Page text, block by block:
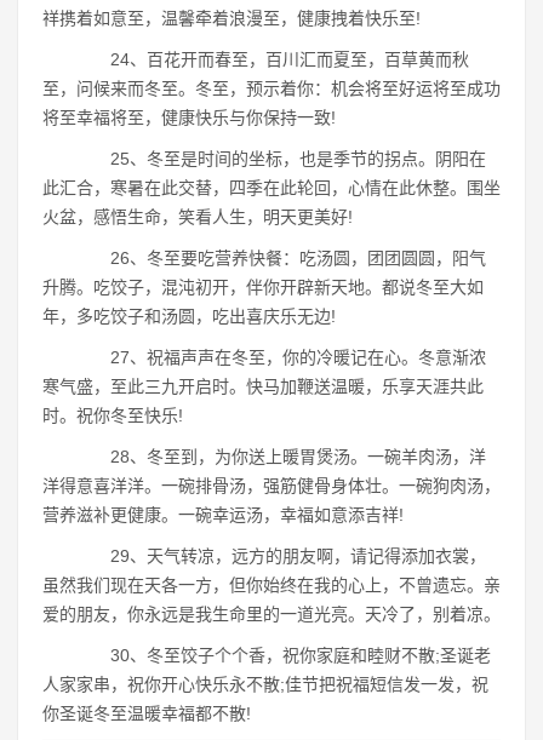
祥携着如意至，温馨牵着浪漫至，健康拽着快乐至!
24、百花开而春至，百川汇而夏至，百草黄而秋
至，问候来而冬至。冬至，预示着你：机会将至好运将至成功
将至幸福将至，健康快乐与你保持一致!
25、冬至是时间的坐标，也是季节的拐点。阴阳在
此汇合，寒暑在此交替，四季在此轮回，心情在此休整。围坐
火盆，感悟生命，笑看人生，明天更美好!
26、冬至要吃营养快餐：吃汤圆，团团圆圆，阳气
升腾。吃饺子，混沌初开，伴你开辟新天地。都说冬至大如
年，多吃饺子和汤圆，吃出喜庆乐无边!
27、祝福声声在冬至，你的冷暖记在心。冬意渐浓
寒气盛，至此三九开启时。快马加鞭送温暖，乐享天涯共此
时。祝你冬至快乐!
28、冬至到，为你送上暖胃煲汤。一碗羊肉汤，洋
洋得意喜洋洋。一碗排骨汤，强筋健骨身体壮。一碗狗肉汤，
营养滋补更健康。一碗幸运汤，幸福如意添吉祥!
29、天气转凉，远方的朋友啊，请记得添加衣裳，
虽然我们现在天各一方，但你始终在我的心上，不曾遗忘。亲
爱的朋友，你永远是我生命里的一道光亮。天冷了，别着凉。
30、冬至饺子个个香，祝你家庭和睦财不散;圣诞老
人家家串，祝你开心快乐永不散;佳节把祝福短信发一发，祝
你圣诞冬至温暖幸福都不散!